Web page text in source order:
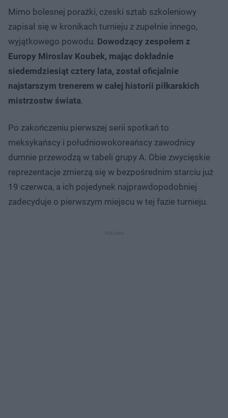
Mimo bolesnej porażki, czeski sztab szkoleniowy
zapisał się w kronikach turnieju z zupełnie innego,
wyjątkowego powodu. Dowodzący zespołem z
Europy Miroslav Koubek, mając dokładnie
siedemdziesiąt cztery lata, został oficjalnie
najstarszym trenerem w całej historii piłkarskich
mistrzostw świata.
Po zakończeniu pierwszej serii spotkań to
meksykańscy i południowokoreańscy zawodnicy
dumnie przewodzą w tabeli grupy A. Obie zwycięskie
reprezentacje zmierzą się w bezpośrednim starciu już
19 czerwca, a ich pojedynek najprawdopodobniej
zadecyduje o pierwszym miejscu w tej fazie turnieju.